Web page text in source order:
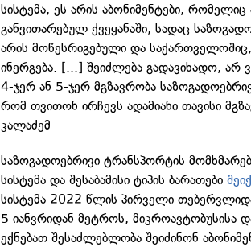
სისტემა, ეს არის აბონიმენტები,
განვითარებულ ქვეყანაში, სადაც
არის მოწესრიგებული და
ინერგება. [...] შეიძლება გადავიხადო, არ
4-ჯერ ან 5-ჯერ მგზავრობა
რომ თვითონ ირჩევს ადამიანი თავისი
კალაძემ
საზოგადოებრივი ტრანსპორტის
სისტემა და შესაბამისი ტიპის ბარათები
სისტემა 2022 წლის პირველი
5 იანვრიდან მეტროს, მიკროავტობუსისა
ექნებათ შესაძლებლობა შეიძინონ